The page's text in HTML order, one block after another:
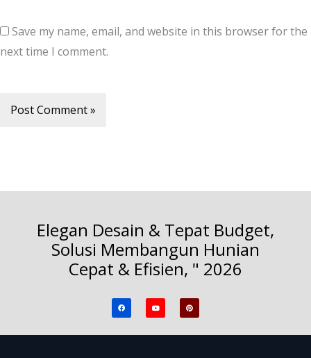
Save my name, email, and website in this browser for the
next time I comment.
Elegan Desain & Tepat Budget,
Solusi Membangun Hunian
Cepat & Efisien, " 2026
F
a
c
o
Y
o
b
P
i
n
r